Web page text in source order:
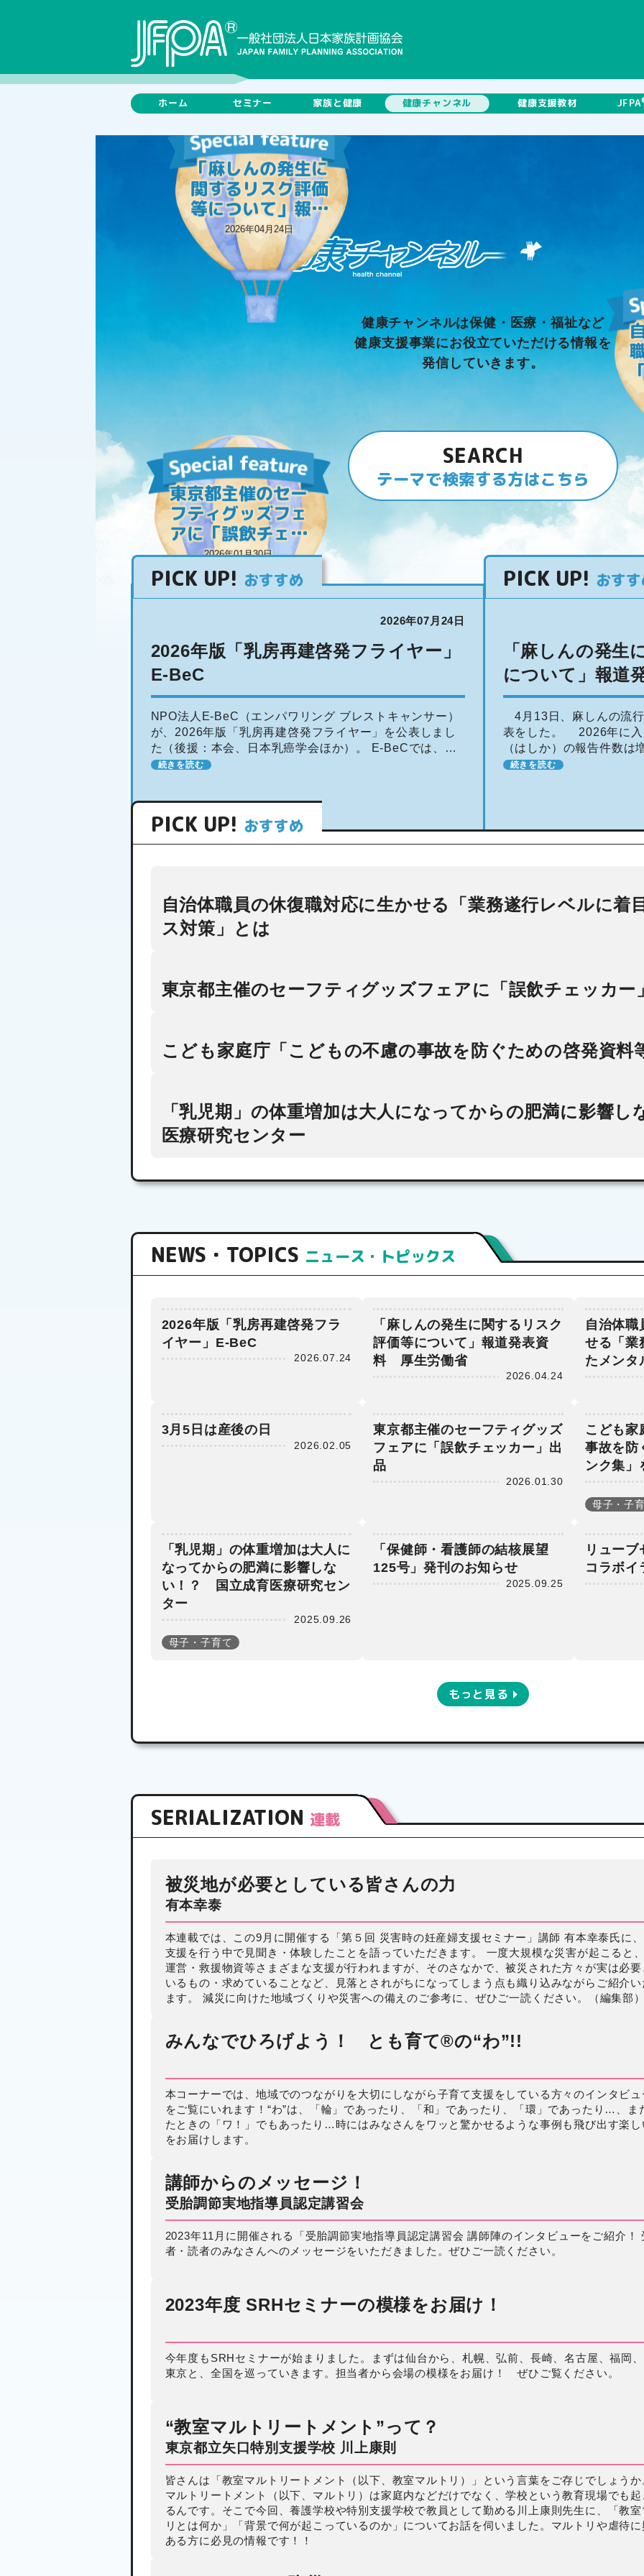
ホーム セミナー 家族と健康 健康チャンネル 健康支援教材 JFPA
健康チャンネルは保健・医療・福祉など
健康支援事業にお役立ていただける情報を
発信していきます。
SEARCH
テーマで検索する方はこちら
PICK UP! おすすめ
2026年07月24日
2026年版「乳房再建啓発フライヤー」
E-BeC
NPO法人E-BeC（エンパワリング ブレストキャンサー）
が、2026年版「乳房再建啓発フライヤー」を公表しまし
た（後援：本会、日本乳癌学会ほか）。 E-BeCでは、乳
がん検診を受けることの重要性を周知するとともに、もし
続きを読む
PICK UP! おす
「麻しんの発生
について」報道
4月13日、麻しんの流
表をした。 2026年に入
（はしか）の報告件数は
報告数は、2020年以降最
続きを読む
PICK UP! おすすめ
自治体職員の休復職対応に生かせる「業務遂行レベルに着
ス対策」とは
東京都主催のセーフティグッズフェアに「誤飲チェッカー
こども家庭庁「こどもの不慮の事故を防ぐための啓発資料
「乳児期」の体重増加は大人になってからの肥満に影響
医療研究センター
NEWS・TOPICS ニュース・トピックス
2026年版「乳房再建啓発フラ
イヤー」E-BeC
2026.07.24
「麻しんの発生に関するリスク
評価等について」報道発表資
料 厚生労働省
2026.04.24
自治体職
せる「業
たメンタ
3月5日は産後の日
2026.02.05
東京都主催のセーフティグッズ
フェアに「誤飲チェッカー」出
品
2026.01.30
こども家
事故を防
ンク集」
母子・子
「乳児期」の体重増加は大人に
なってからの肥満に影響しな
い！？ 国立成育医療研究セン
ター
2025.09.26
母子・子育て
「保健師・看護師の結核展望
125号」発刊のお知らせ
2025.09.25
リュー
コラボイ
もっと見る
SERIALIZATION 連載
被災地が必要としている皆さんの力
有本幸泰
本連載では、この9月に開催する「第５回 災害時の妊産婦支援セミナー」講師 有本幸泰氏に
支援を行う中で見聞き・体験したことを語っていただきます。 一度大規模な災害が起こると
運営・救援物資等さまざまな支援が行われますが、そのさなかで、被災された方々が実は必要
いるもの・求めていることなど、見落とされがちになってしまう点も織り込みながらご紹介い
ます。 減災に向けた地域づくりや災害への備えのご参考に、ぜひご一読ください。（編集部）
みんなでひろげよう！ とも育て®の“わ”!!
本コーナーでは、地域でのつながりを大切にしながら子育て支援をしている方々のインタビ
をご覧にいれます！“わ”は、「輪」であったり、「和」であったり、「環」であったり…、ま
たときの「ワ！」でもあったり…時にはみなさんをワッと驚かせるような事例も飛び出す楽し
をお届けします。
講師からのメッセージ！
受胎調節実地指導員認定講習会
2023年11月に開催される「受胎調節実地指導員認定講習会 講師陣のインタビューをご紹介！
者・読者のみなさんへのメッセージをいただきました。ぜひご一読ください。
2023年度 SRHセミナーの模様をお届け！
今年度もSRHセミナーが始まりました。まずは仙台から、札幌、弘前、長崎、名古屋、福岡、
東京と、全国を巡っていきます。担当者から会場の模様をお届け！ ぜひご覧ください。
“教室マルトリートメント”って？
東京都立矢口特別支援学校 川上康則
皆さんは「教室マルトリートメント（以下、教室マルトリ）」という言葉をご存じでしょうか
マルトリートメント（以下、マルトリ）は家庭内などだけでなく、学校という教育現場でも起
るんです。そこで今回、養護学校や特別支援学校で教員として勤める川上康則先生に、「教室
リとは何か」「背景で何が起こっているのか」についてお話を伺いました。マルトリや虐待
ある方に必見の情報です！！
「麻しんの発生に
等について」報道
発表資料 厚生労
働省
2026年04月24日
東京都主催のセー
フティグッズフェ
アに「誤飲チェッ
カー」出品
2026年01月30日
「乳児期」の体重
増加は大人になっ
てからの肥満に影
響しない！？ 国
立成育医療研究セ
2025年09月26日
「
号
やべ さわこ コラ
ボイラスト公開中
2025年08月29日
3
ち明けやすい環境
づくりを こども
1,257人 過去最多
2025年06月10日
幼少期の生活苦
は、高齢期の歯の
健康格差に影響す
る？
2025年05月20日
高齢者の心身の健
な「体操」と「ア
ート」 ～認知症
リスクが体操で約
2割減／アートで
孤立・孤独感が軽
減～
2025年03月12日